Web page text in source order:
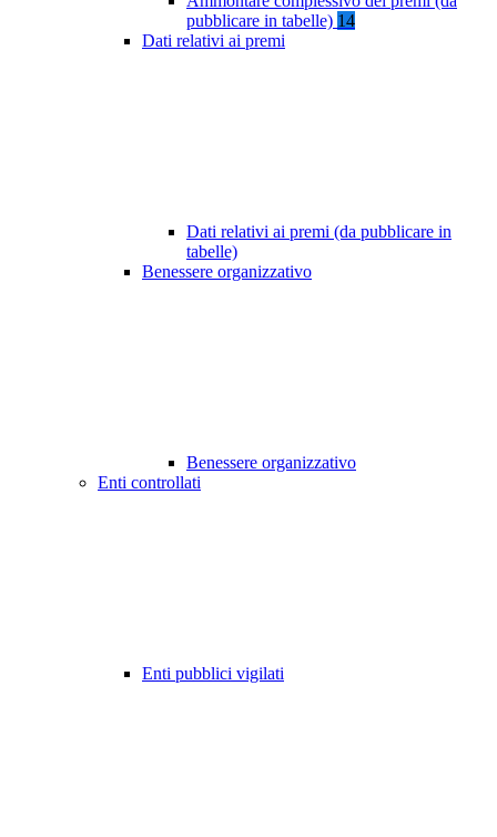
pubblicare in tabelle) 14
Dati relativi ai premi
Dati relativi ai premi (da pubblicare in
tabelle)
Benessere organizzativo
Benessere organizzativo
Enti controllati
Enti pubblici vigilati